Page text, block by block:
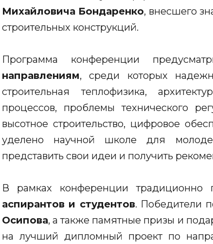
Михайловича Бондаренко, внесшего
строительных конструкций.
Программа конференции
направлениям, среди которых
строительная теплофизика,
процессов, проблемы технического
высотное строительство, цифровое
уделено научной школе для
представить свои идеи и получить
В рамках конференции традиционно
аспирантов и студентов. Победители
Осипова, а также памятные призы и
на лучший дипломный проект по